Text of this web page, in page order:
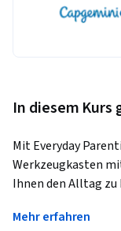
In diesem Kurs
Mit Everyday
Werkzeugkasten
Ihnen den Alltag zu
wünschen. Die
Mehr erfahren